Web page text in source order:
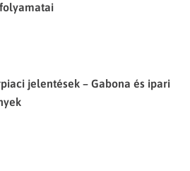
jelentések – Gabona és ipari